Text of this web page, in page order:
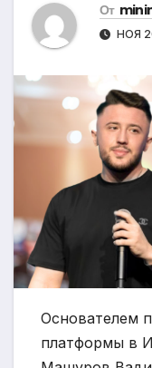
От
НОЯ
Основателем
платформы в